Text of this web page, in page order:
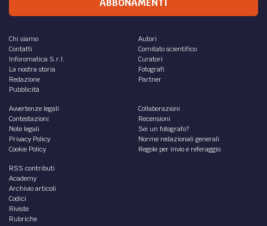
Strafrechtsnovelle 2017 – In particolare norme
per la punizione degli Staatsverweigerer
Il 3.5.17 il ministro della Giustizia ha presentato alla
stampa il disegno di legge concernente la
Strafrechtsnovelle 2017, approvata dal Consiglio dei
Ministri...
diArmin Kapeller
DIRITTO /
La Konfiskation prevista dal codice
penale austriaco
Adeguando la propria legislazione alla decisione-quadro
2005/212/JI del Consiglio dell’UE, l’Austria ha introdotto –
mediante il c.d. strafrechtlichen...
diArmin Kapeller